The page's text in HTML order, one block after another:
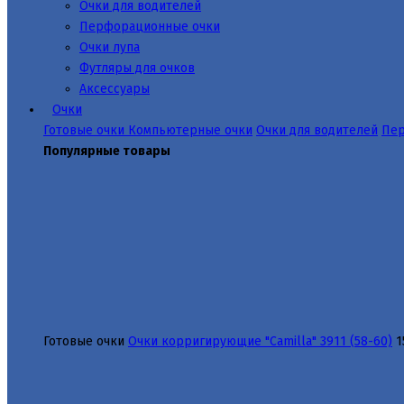
Очки для водителей
Перфорационные очки
Очки лупа
Футляры для очков
Аксессуары
Очки
Готовые очки Компьютерные очки Очки для водителей
Популярные товары
Готовые очки Очки корригирующие "Camilla" 3911 (58-60)